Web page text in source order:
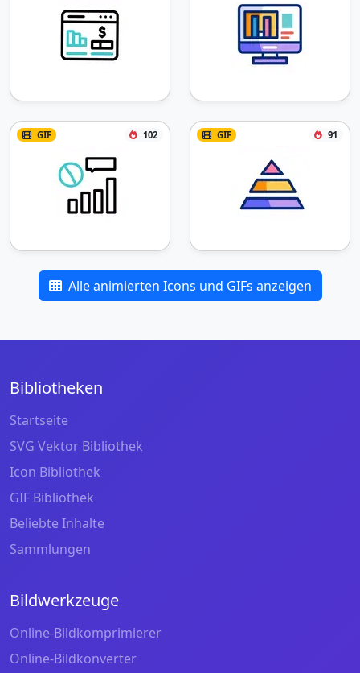
GIF 102 GIF 91
Alle animierten Icons und GIFs anzeigen
Bibliotheken
Startseite
SVG Vektor Bibliothek
Icon Bibliothek
GIF Bibliothek
Beliebte Inhalte
Sammlungen
Bildwerkzeuge
Online-Bildkomprimierer
Online-Bildkonverter